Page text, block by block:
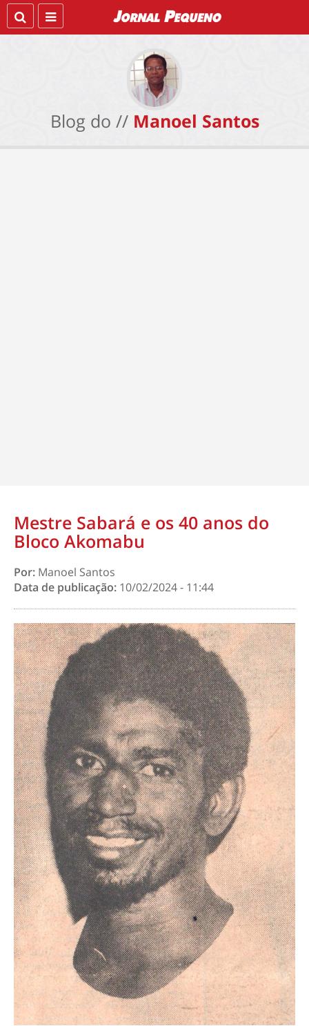
Blog do // Manoel Santos
Mestre Sabará e os 40 anos do
Bloco Akomabu
Por: Manoel Santos
Data de publicação: 10/02/2024 - 11:44